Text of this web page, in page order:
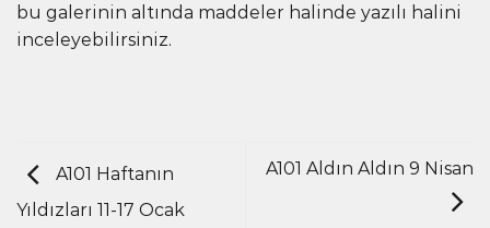
bu galerinin altında maddeler halinde yazılı halini
inceleyebilirsiniz.
A101 Haftanın
Yıldızları 11-17 Ocak
A101 Aldın Aldın 9 Nisan